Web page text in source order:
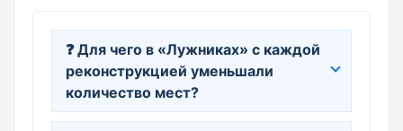
❓ Для чего в «Лужниках» с каждой
реконструкцией уменьшали
количество мест?